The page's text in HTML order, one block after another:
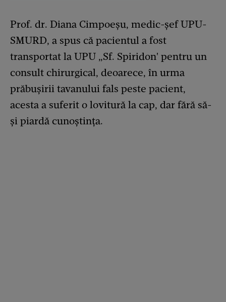
Prof. dr. Diana Cimpoeșu, medic-șef UPU-
SMURD, a spus că pacientul a fost
transportat la UPU „Sf. Spiridon' pentru un
consult chirurgical, deoarece, în urma
prăbușirii tavanului fals peste pacient,
acesta a suferit o lovitură la cap, dar fără să-
și piardă cunoștința.